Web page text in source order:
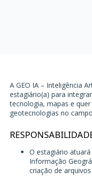
A GEO IA – Inteligência
estagiário(a) para
tecnologia, mapas e
geotecnologias no
O estagiário
Informação
criação de arquivos